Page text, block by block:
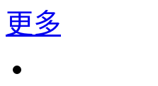
更多